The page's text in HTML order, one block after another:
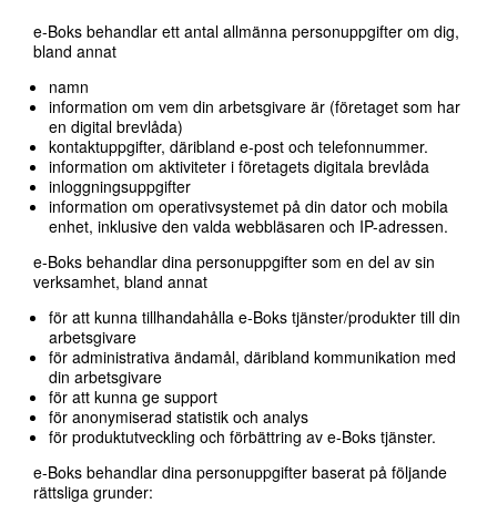
e-Boks behandlar ett antal allmänna personuppgifter om dig,
bland annat
namn
information om vem din arbetsgivare är (företaget som har
en digital brevlåda)
kontaktuppgifter, däribland e-post och telefonnummer.
information om aktiviteter i företagets digitala brevlåda
inloggningsuppgifter
information om operativsystemet på din dator och mobila
enhet, inklusive den valda webbläsaren och IP-adressen.
e-Boks behandlar dina personuppgifter som en del av sin
verksamhet, bland annat
för att kunna tillhandahålla e-Boks tjänster/produkter till din
arbetsgivare
för administrativa ändamål, däribland kommunikation med
din arbetsgivare
för att kunna ge support
för anonymiserad statistik och analys
för produktutveckling och förbättring av e-Boks tjänster.
e-Boks behandlar dina personuppgifter baserat på följande
rättsliga grunder: